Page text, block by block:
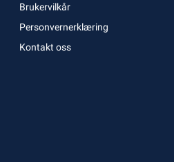
Brukervilkår
Personvernerklæring
Kontakt oss